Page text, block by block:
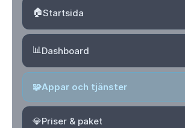
🏠Startsida
📊Dashboard
🧩Appar och tjänster
💎Priser & paket